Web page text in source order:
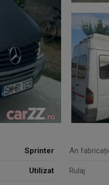
Sprinter An
Utilizat Rulaj